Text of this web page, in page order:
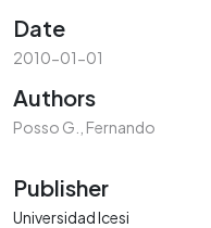
Date
2010-01-01
Authors
Posso G., Fernando
Publisher
Universidad Icesi